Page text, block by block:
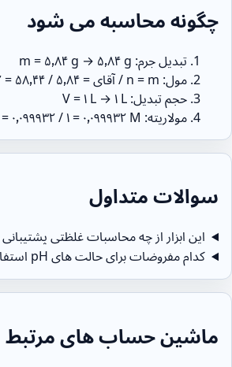
چگونه محاسبه می شود
تبدیل جرم: m = ۵٫۸۴ g → ۵٫۸۴ g
مول: n = m / آقای = ۵٫۸۴ / ۵۸٫۴۴ = ۰٫۰۹۹۹۳۲ مول
حجم تبدیل: V = ۱ L → ۱ L
مولاریته: M = n / V = ​​۰٫۰۹۹۹۳۲ / ۱ = ۰٫۰۹۹۹۳۲ M
سوالات متداول
این ابزار از چه محاسبات غلظتی
کدام مفروضات برای حالت های pH استفاده می شود؟
ماشین حساب های مرتبط